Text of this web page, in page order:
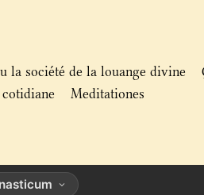
la société de la louange divine
Meditationes